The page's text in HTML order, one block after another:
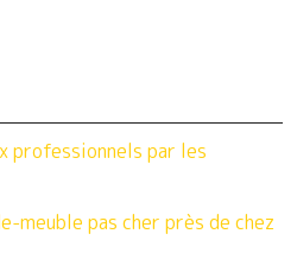
professionnels par les
meuble pas cher près de chez